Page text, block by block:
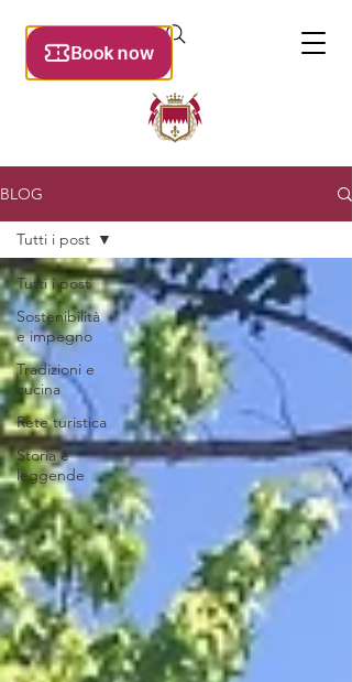
BLOG
Tutti i post
Sostenibilità
e impegno
Tradizioni e
cucina
Rete turistica
Storia e
leggende
Tutti i post